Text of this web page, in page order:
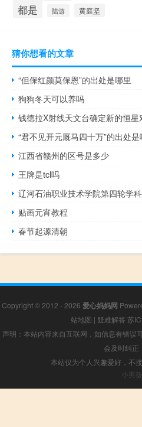
都是 陆游 黄庭坚
猜你想看的文章
“但保红颜莫保恩”的出处是哪里
狗狗冬天可以养吗
钱德拉X射线天文台确定新的恒
“君不见开元厩马四十万”的出处是
江西省赣州的区号是多少
王牌是tcl吗
辽河石油职业技术学院第四轮学
贴画元宵教程
春节起源清朝
Copyright © 2012 - 2026 爱心妈妈网
站地图 | 疑难解答 苏
声明：本站内容来自互联网，如信息有错误
会及时纠正
本站仅为个人兴趣爱好，不
小男孩